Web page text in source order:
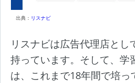
出典： リスナビ
リスナビは広告代理店とし
持っています。そして、学
は、これまで18年間で培っ